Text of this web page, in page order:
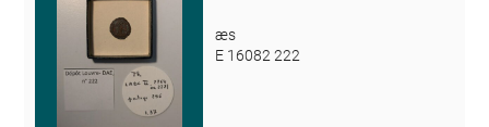
æs
E 16082 222